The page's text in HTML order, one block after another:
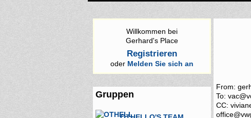
Willkommen bei
Gerhard's Place
Registrieren
oder Melden Sie sich an
Gruppen
From:
To:
CC: